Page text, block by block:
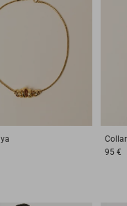
Collar
95 €